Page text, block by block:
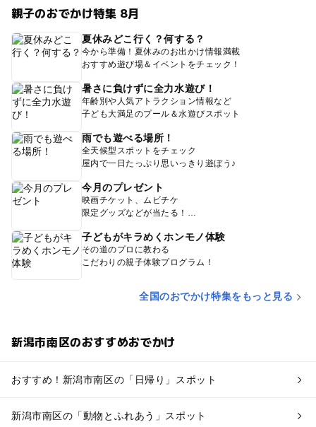
親子のおでかけ特集 8月
夏休みどこ行く？何する？
今から準備！夏休みのお出かけ情報満載
おすすめ遊び場＆イベントをチェック！
暑さに負けずに全力水遊び！
年齢別や人気アトラクション情報など
子ども大満足のプール＆水遊びスポット
雨でも遊べる場所！
全天候型スポットをチェック
屋内で一日たっぷり思いっきり遊ぼう♪
今月のプレゼント
映画チケット、ムビチケ
限定グッズなどが当たる！
子どもがキラめくホンモノ体験
その道のプロに教わる
こだわりの親子体験プログラム！
全国のおでかけ特集をもっと見る
新潟市南区のおすすめおでかけ
おすすめ！新潟市南区の「日帰り」スポット
新潟市南区の「動物とふれあう」スポット